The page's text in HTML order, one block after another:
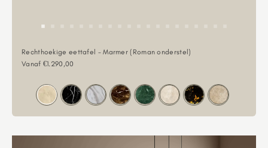
Rechthoekige eettafel - Marmer (Roman onderstel)
Aanbiedingsprijs
Vanaf €1.290,00